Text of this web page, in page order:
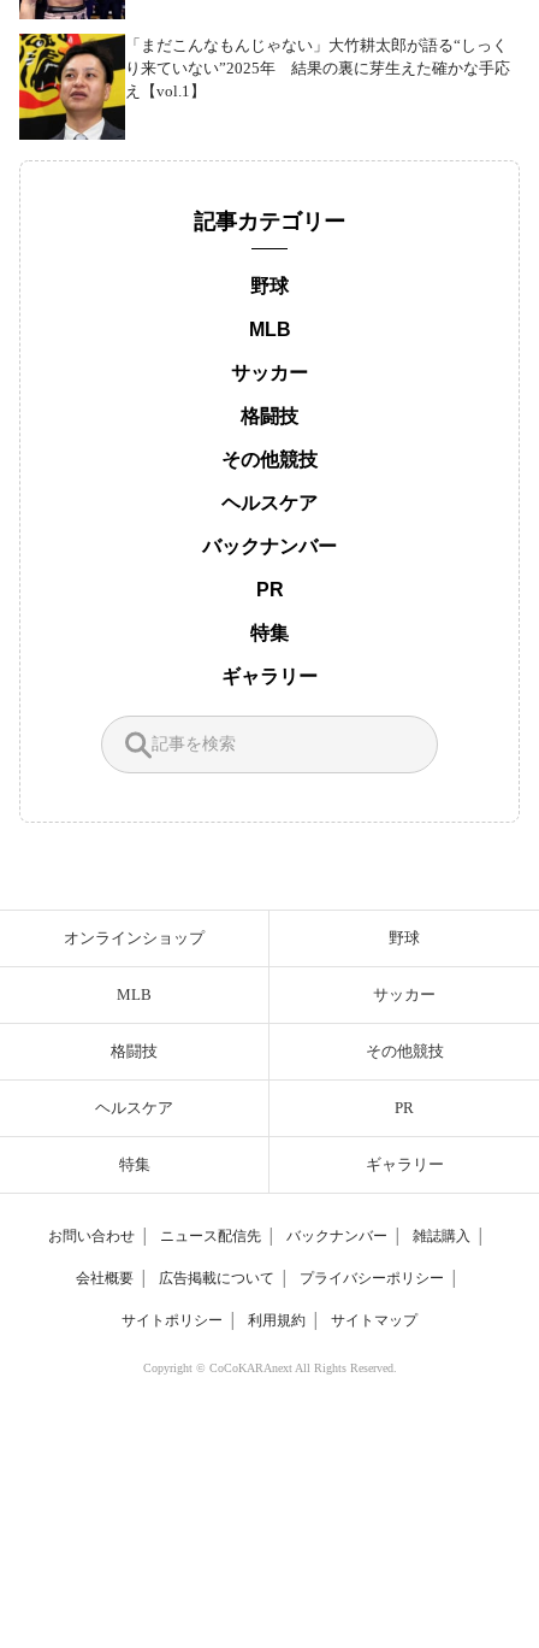
「まだこんなもんじゃない」大竹耕太郎が語る“しっく
り来ていない”2025年 結果の裏に芽生えた確かな手応
え【vol.1】
記事カテゴリー
野球
MLB
サッカー
格闘技
その他競技
ヘルスケア
バックナンバー
PR
特集
ギャラリー
オンラインショップ 野球
MLB サッカー
格闘技 その他競技
ヘルスケア PR
特集 ギャラリー
お問い合わせ ニュース配信先 バックナンバー 雑誌購入
会社概要 広告掲載について プライバシーポリシー
サイトポリシー 利用規約 サイトマップ
Copyright © CoCoKARAnext All Rights Reserved.